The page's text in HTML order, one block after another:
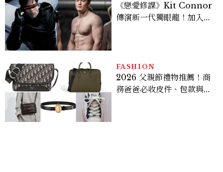
《戀愛修課》Kit Connor
傳演新一代獨眼龍！加入新
FASHION
2026 父親節禮物推薦！商
務爸爸必收皮件、包款與鞋